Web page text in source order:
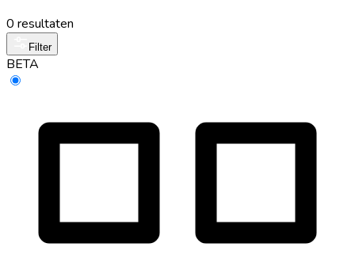
0 resultaten
Filter
BETA